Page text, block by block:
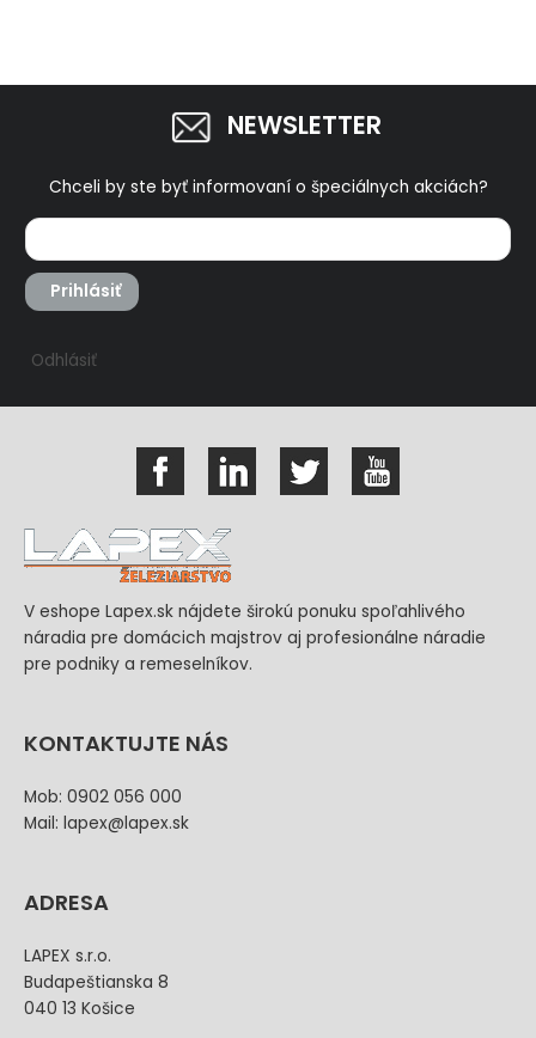
NEWSLETTER
Chceli by ste byť informovaní o špeciálnych akciách?
Prihlásiť
Odhlásiť
V eshope Lapex.sk nájdete širokú ponuku spoľahlivého
náradia pre domácich majstrov aj profesionálne náradie
pre podniky a remeselníkov.
KONTAKTUJTE NÁS
Mob: 0902 056 000
Mail: lapex@lapex.sk
ADRESA
LAPEX s.r.o.
Budapeštianska 8
040 13 Košice